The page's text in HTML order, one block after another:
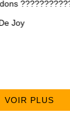
VOIR PLUS